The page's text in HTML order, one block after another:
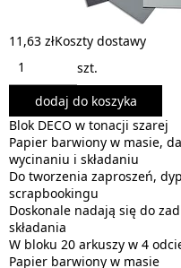
11,63 złKoszty dostawy
szt.
dodaj do koszyka
Blok DECO w tonacji szarej
Papier barwiony w masie,
wycinaniu i składaniu
Do tworzenia zaproszeń,
scrapbookingu
Doskonale nadają się do
składania
W bloku 20 arkuszy w 4
Papier barwiony w masie